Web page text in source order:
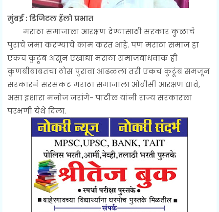
मुंबई : डिजिटल हॅलो प्रभात
मराठा समाजाला आरक्षण देण्यासाठी सरकार कुळाचे
पुराचे जमा करण्याचे काम करत आहे. पण मराठा समाज हा
एकच कुटूंब असून एखाद्या मराठा समाजबांधवाक ही
कुणबीबाबतचा ठोस पुरावा आढळला तरी एकच कुटूंब समजून
सरकारने सरसकट मराठा समाजाला ओबीसी आरक्षण द्यावे,
असा इशारा मनोज जरांगे- पाटील यांनी राज्य सरकारला
परभणी येथे दिला.